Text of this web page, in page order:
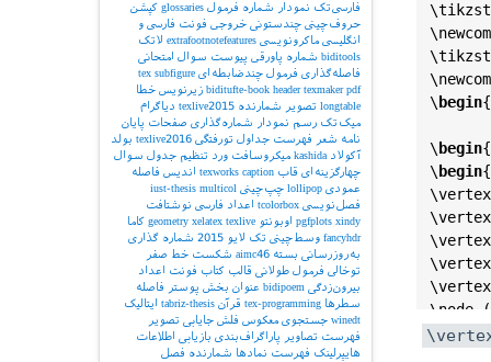
\
\
\
\
\ begin{
\ begin{
\ begin{
\
\
\
\
\
\ node (
\
فارسی‌تک نمودار شماره فرمول glossaries کپشن
حروف‌چینی چندستونی خروجی فونت فارسی و
انگلیسی ماکرونویسی extrafootnotefeatures لاتک
biditools شماره پاورقی پیوست‌ سوال امتحانی
فاصله‌گذاری فرمول چندضابطه‌ای tex subfigure
biditufte-book header texmaker pdf زیرنویس خطا
longtable تصویر شمارنده texlive2015 دیاگرام
میک‌تک رسم نمودار شماره‌گذاری صفحات پایان
نامه شعر فهرست جداول تورفتگی texlive2016 بولد
آکولاد kashida میکروسافت ورد تنظیم جدول سوال
چهارگزینه‌ای قاب texworks caption اندیس فاصله
عمودی lollipop چپ‌چینی iust-thesis multicol
فصل‌نویسی tcolorbox اعداد فارسی نوشتافت
pgfplots xindy اوبونتو geometry xelatex texlive
کاما
fancyhdr وسط‌چینی تک لایو 2015
شماره گذاری
به‌روزرسانی بسته aimc46 شکست خط صفر
توخالی فرمول طولانی قالب کتاب فونت اعداد
بیرون‌زدگی bidipoem عنوان بخش پوستر
فاصله
سطرها
tex-programming قرآن tabriz-thesis
ایتالیک
winedt جستجوی معکوس فلش جایابی تصویر
فهرست تصاویر
پاراگراف‌بندی بازیابی اطلاعات
هایپرلینک فهرست نمادها
شمارنده فصل